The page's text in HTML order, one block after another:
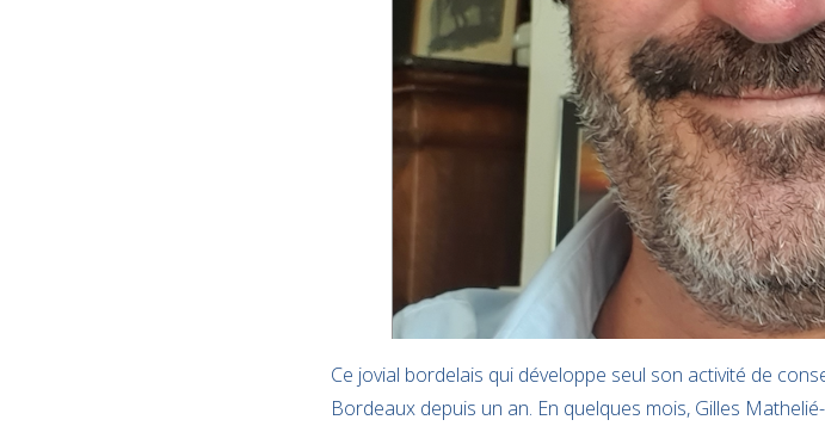
Ce jovial bordelais qui développe seul son activité de
Bordeaux depuis un an. En quelques mois, Gilles